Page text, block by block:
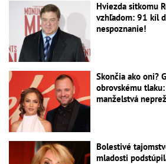
Hviezda sitkomu
vzhľadom: 91 kíl
nespoznanie!
Skončia ako oni?
obrovskému
manželstvá
Bolestivé
mladosti